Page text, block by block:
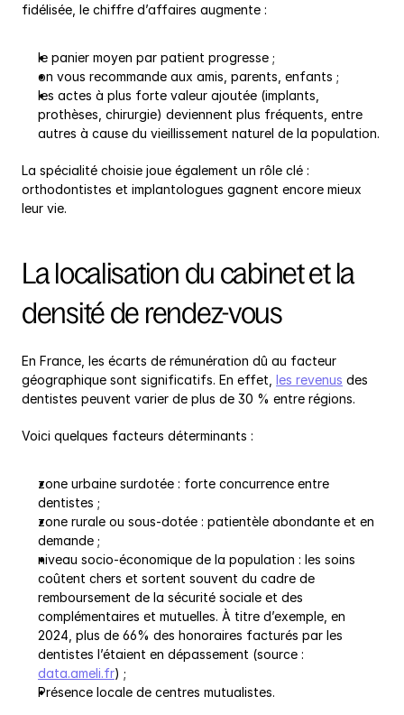
fidélisée, le chiffre d’affaires augmente :
le panier moyen par patient progresse ;
on vous recommande aux amis, parents, enfants ;
les actes à plus forte valeur ajoutée (implants,
prothèses, chirurgie) deviennent plus fréquents, entre
autres à cause du vieillissement naturel de la population.
La spécialité choisie joue également un rôle clé :
orthodontistes et implantologues gagnent encore mieux
leur vie.
La localisation du cabinet et la
densité de rendez-vous
En France, les écarts de rémunération dû au facteur
géographique sont significatifs. En effet, les revenus des
dentistes peuvent varier de plus de 30 % entre régions.
Voici quelques facteurs déterminants :
zone urbaine surdotée : forte concurrence entre
dentistes ;
zone rurale ou sous-dotée : patientèle abondante et en
demande ;
niveau socio-économique de la population : les soins
coûtent chers et sortent souvent du cadre de
remboursement de la sécurité sociale et des
complémentaires et mutuelles. À titre d’exemple, en
2024, plus de 66% des honoraires facturés par les
data.ameli.fr) ;
Présence locale de centres mutualistes.